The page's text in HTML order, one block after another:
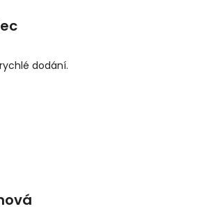
je 5 z 5 hvězdiček.
dodání.
je 5 z 5 hvězdiček.